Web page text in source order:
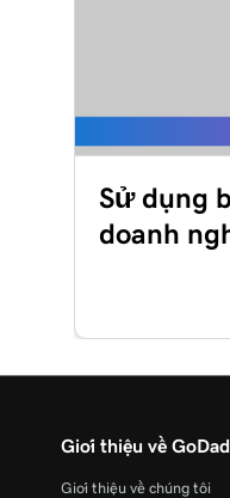
Sử dụng
doanh
Giới thiệu về
Giới thiệu về chúng tôi